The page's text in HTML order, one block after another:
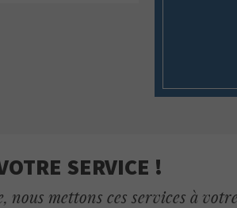
SERVICE !
mettons ces services à